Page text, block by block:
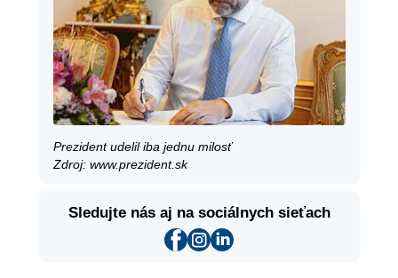
Prezident udelil iba jednu milosť
Zdroj: www.prezident.sk
Sledujte nás aj na sociálnych sieťach